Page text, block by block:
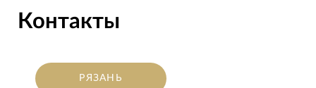
Контакты
РЯЗАНЬ